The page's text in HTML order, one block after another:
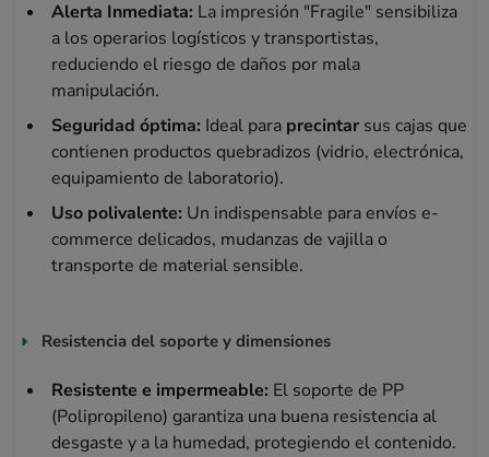
Alerta Inmediata: La impresión "Fragile" sensibiliza
a los operarios logísticos y transportistas,
reduciendo el riesgo de daños por mala
manipulación.
Seguridad óptima: Ideal para precintarsus cajas que
contienen productos quebradizos (vidrio, electrónica,
equipamiento de laboratorio).
Uso polivalente: Un indispensable para envíos e-
commerce delicados, mudanzas de vajilla o
transporte de material sensible.
Resistencia del soporte y dimensiones
Resistente e impermeable: El soporte de PP
(Polipropileno) garantiza una buena resistencia al
desgaste y a la humedad, protegiendo el contenido.